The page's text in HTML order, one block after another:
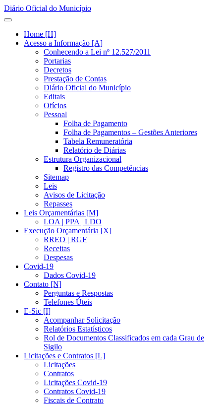
Diário Oficial do Município
Home [H]
Acesso a Informação [A]
Conhecendo a Lei nº 12.527/2011
Portarias
Decretos
Prestação de Contas
Diário Oficial do Município
Editais
Ofícios
Pessoal
Folha de Pagamento
Folha de Pagamentos – Gestões Anteriores
Tabela Remuneratória
Relatório de Diárias
Estrutura Organizacional
Registro das Competências
Sitemap
Leis
Avisos de Licitação
Repasses
Leis Orçamentárias [M]
LOA | PPA | LDO
Execução Orçamentária [X]
RREO | RGF
Receitas
Despesas
Covid-19
Dados Covid-19
Contato [N]
Perguntas e Respostas
Telefones Úteis
E-Sic [I]
Acompanhar Solicitação
Relatórios Estatísticos
Rol de Documentos Classificados em cada Grau de
Sigilo
Licitações e Contratos [L]
Licitações
Contratos
Licitações Covid-19
Contratos Covid-19
Fiscais de Contrato